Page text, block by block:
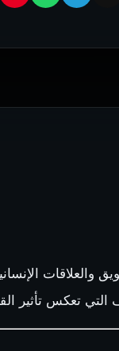
والعلاقات
تعكس تأثير